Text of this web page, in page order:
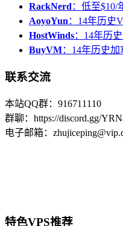
RackNerd ：低至$10/
AoyoYun ：14年历史
HostWinds：14年历
BuyVM：14年历史
联系交流
本站QQ群：916711110
群聊：https://discord.gg/
电子邮箱：
特色VPS推荐